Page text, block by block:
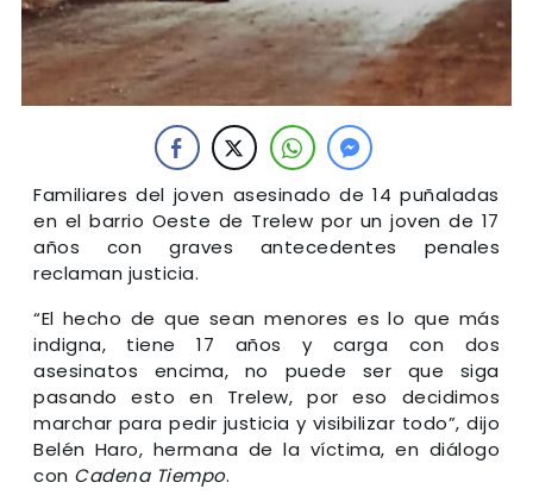
Familiares del joven asesinado de 14 puñaladas
en el barrio Oeste de Trelew por un joven de 17
años con graves antecedentes penales
reclaman justicia.
“El hecho de que sean menores es lo que más
indigna, tiene 17 años y carga con dos
asesinatos encima, no puede ser que siga
pasando esto en Trelew, por eso decidimos
marchar para pedir justicia y visibilizar todo”, dijo
Belén Haro, hermana de la víctima, en diálogo
con Cadena Tiempo.